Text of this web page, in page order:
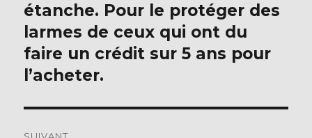
l’article
précédente :
étanche. Pour le protéger des
larmes de ceux qui ont du
faire un crédit sur 5 ans pour
l’acheter.